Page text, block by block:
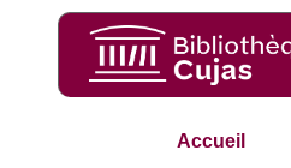
Accueil